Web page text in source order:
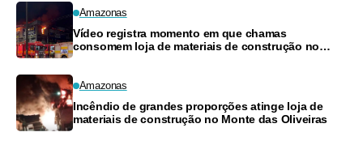
Amazonas
Vídeo registra momento em que chamas
consomem loja de materiais de construção no
Amazonas
Incêndio de grandes proporções atinge loja de
materiais de construção no Monte das Oliveiras